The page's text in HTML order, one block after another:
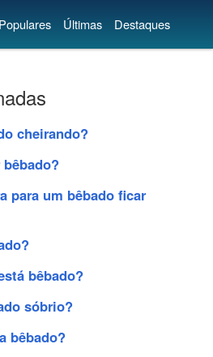
Populares Últimas Destaques
cheirando?
para um bêbado ficar
bêbado?
sóbrio?
bêbado?